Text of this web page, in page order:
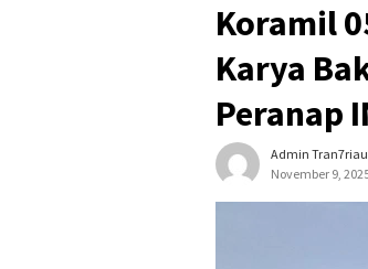
Koramil
Karya
Peranap
Admin Tran7riau
November 9,